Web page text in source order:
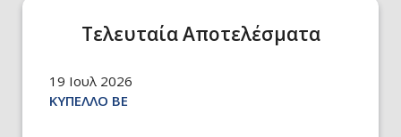
Τελευταία Αποτελέσματα
19 Ιουλ 2026
ΚΥΠΕΛΛΟ ΒΕ